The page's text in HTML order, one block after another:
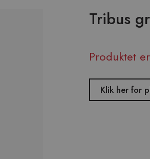
Tribus
Produktet
Klik her for